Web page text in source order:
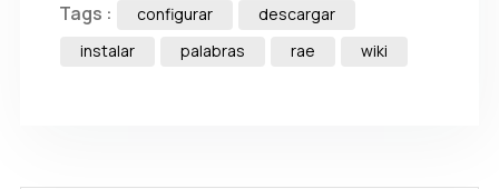
Tags : configurar
descargar
instalar
palabras rae wiki